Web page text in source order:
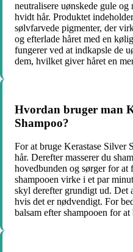
neutralisere uønskede gule
hvidt hår. Produktet
sølvfarvede pigmenter, der
og efterlade håret med en
fungerer ved at indkapsle de
dem, hvilket giver håret en
Hvordan bruger man
Shampoo?
For at bruge Kerastase Silver
hår. Derefter masserer du
hovedbunden og sørger for
shampooen virke i et par
skyl derefter grundigt ud. Det
hvis det er nødvendigt. For
balsam efter shampooen for